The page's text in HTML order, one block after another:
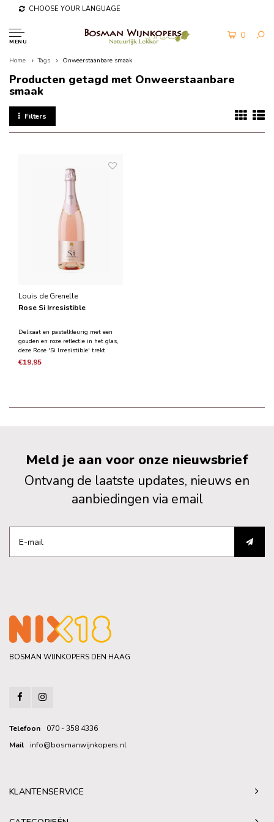
CHOOSE YOUR LANGUAGE
MENU
0
Home Tags Onweerstaanbare smaak
Producten getagd met Onweerstaanbare
smaak
Filters
Louis de Grenelle
Rose Si Irresistible
Delicaat en pastelkleurig met een
gouden en roze reflectie in het glas,
deze Rose 'Si Irresistible' trekt
onverbiddelijk de aandacht. De
€19,95
Meld je aan voor onze nieuwsbrief
Ontvang de laatste updates, nieuws en
aanbiedingen via email
BOSMAN WIJNKOPERS DEN HAAG
Telefoon
070 - 358 4336
Mail
info@bosmanwijnkopers.nl
KLANTENSERVICE